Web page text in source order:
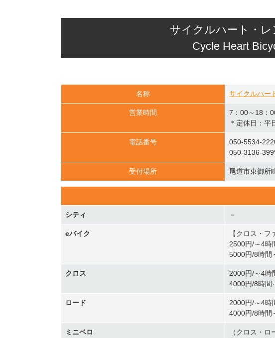
サイクルハート・
Cycle Heart
名称 サイクルハー
営業時間
7：00～18：
＊定休日：平
電話番号
050-5534-
050-3136-
受付場所 尾道市東御所
シティ －
eバイク
【クロス・フ
2500円/～4時
5000円/8時間
クロス
2000円/～4時
4000円/8時間
ロード
2000円/～4時
4000円/8時間
ミニベロ
（クロス・ロ